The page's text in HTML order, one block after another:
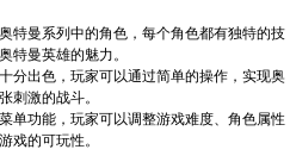
特曼系列中的角色，每个角色都有独特的技
特曼英雄的魅力。
分出色，玩家可以通过简单的操作，实现奥
刺激的战斗。
单功能，玩家可以调整游戏难度、角色属性
戏的可玩性。